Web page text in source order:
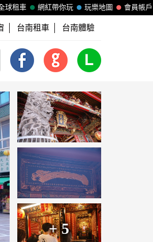
會員帳戶
玩樂地圖
網紅帶你玩
球租車
台南租車 台南體驗
+ 5